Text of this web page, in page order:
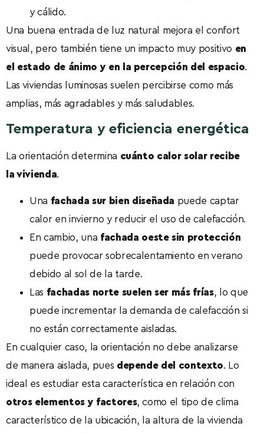
y cálido.
Una buena entrada de luz natural mejora el confort
visual, pero también tiene un impacto muy positivo en
el estado de ánimo y en la percepción del espacio.
Las viviendas luminosas suelen percibirse como más
amplias, más agradables y más saludables.
Temperatura y eficiencia energética
La orientación determina cuánto calor solar recibe
la vivienda.
Una fachada sur bien diseñada puede captar
calor en invierno y reducir el uso de calefacción.
En cambio, una fachada oeste sin protección
puede provocar sobrecalentamiento en verano
debido al sol de la tarde.
Las fachadas norte suelen ser más frías, lo que
puede incrementar la demanda de calefacción si
no están correctamente aisladas.
En cualquier caso, la orientación no debe analizarse
de manera aislada, pues depende del contexto. Lo
ideal es estudiar esta característica en relación con
otros elementos y factores, como el tipo de clima
característico de la ubicación, la altura de la vivienda